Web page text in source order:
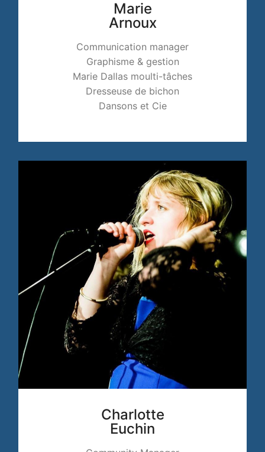
Marie
Arnoux
Communication manager
Graphisme & gestion
Marie Dallas moulti-tâches
Dresseuse de bichon
Dansons et Cie
Charlotte
Euchin